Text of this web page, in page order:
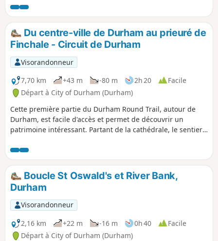
paysages les plus beaux et les plus sauvages, ainsi que des
villes et villages intéressants. De longues sections de cette
randonnée suivent d'anciennes voies ferrées qui sont
aujourd'hui des pistes cyclables, ainsi que des sections
d'autres sentiers, notamment le Teesdale Way et le Durham
Coast Path. Que tu recherches un défi ou une randonnée
plus courte, explore les sections du Durham Round Trail qui
t'intéressent.
Du centre-ville de Durham au prieuré de
Finchale - Circuit de Durham
Visorandonneur
7,70 km
+43 m -80 m 2h 20
Facile
Départ à City of Durham (Durham)
Cette première partie du Durham Round Trail, autour de
Durham, est facile d'accès et permet de découvrir un
patrimoine intéressant. Partant de la cathédrale, le sentier
la ville pour monter à Brasside et finir à Finchale Priory.
Boucle St Oswald's et River Bank,
Durham
Visorandonneur
2,16 km
+22 m -16 m 0h 40
Facile
Départ à City of Durham (Durham)